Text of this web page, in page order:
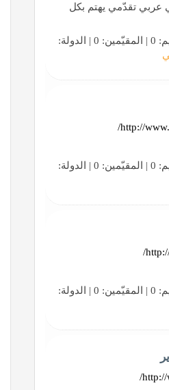
عربي تقدّمي يهتم بكل
http://
http://